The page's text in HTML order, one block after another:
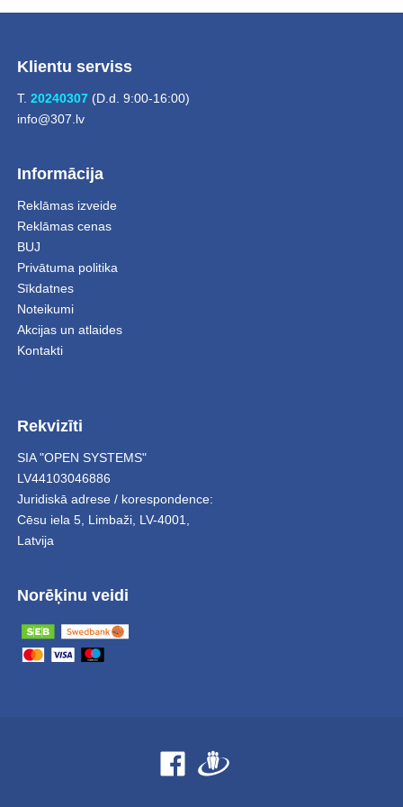
Klientu serviss
T. 20240307(D.d. 9:00-16:00)
info@307.lv
Informācija
Reklāmas izveide
Reklāmas cenas
BUJ
Privātuma politika
Sīkdatnes
Noteikumi
Akcijas un atlaides
Kontakti
Rekvizīti
SIA "OPEN SYSTEMS"
LV44103046886
Juridiskā adrese / korespondence:
Cēsu iela 5, Limbaži, LV-4001,
Latvija
Norēķinu veidi